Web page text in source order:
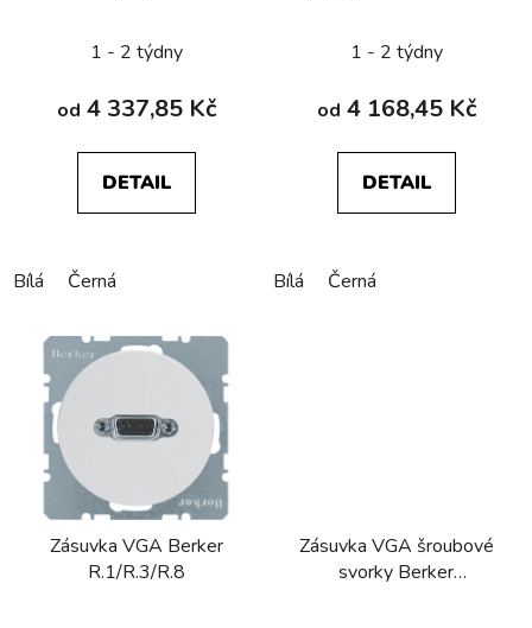
1 - 2 týdny
od 4 337,85 Kč
DETAIL
Bílá Černá
1 - 2 týdny
od 4 168,45 Kč
DETAIL
Bílá Černá
Zásuvka VGA Berker
R.1/R.3/R.8
Zásuvka VGA­ šroubové
svorky Berker